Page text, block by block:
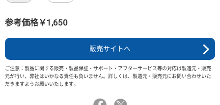
参考価格￥1,650
販売サイトへ
ご注意：製品に関する販売・製品保証・サポート・アフターサービス等の対応は製造元・販売
元が行い、弊社はいかなる責任も負いません。詳しくは、製造元・販売元にお問い合わせいた
だきますようお願いいたします。